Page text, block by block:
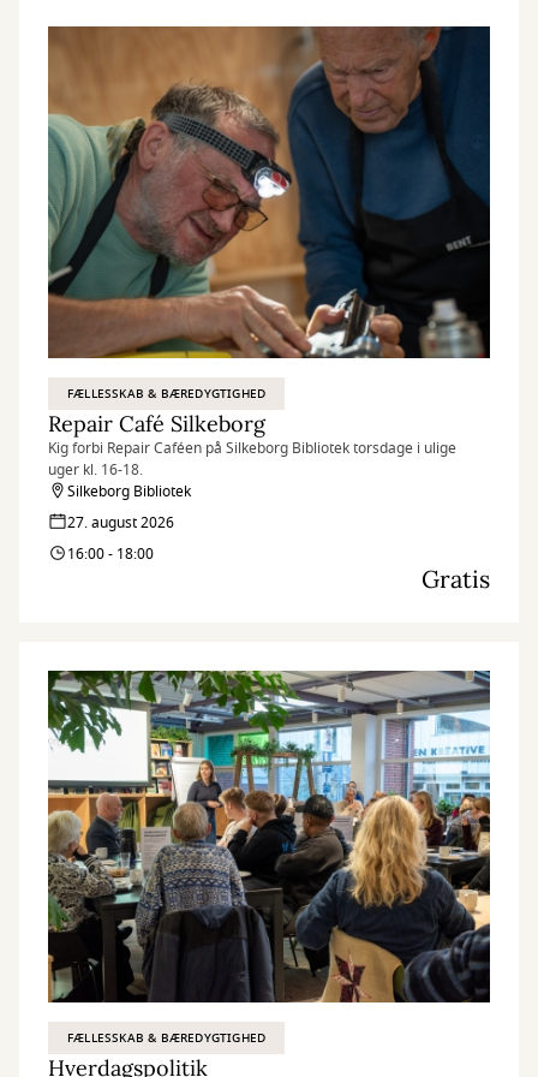
FÆLLESSKAB & BÆREDYGTIGHED
Repair Café Silkeborg
Kig forbi Repair Caféen på Silkeborg Bibliotek torsdage i ulige
uger kl. 16-18.
Silkeborg Bibliotek
27. august 2026
16:00 - 18:00
Gratis
FÆLLESSKAB & BÆREDYGTIGHED
Hverdagspolitik